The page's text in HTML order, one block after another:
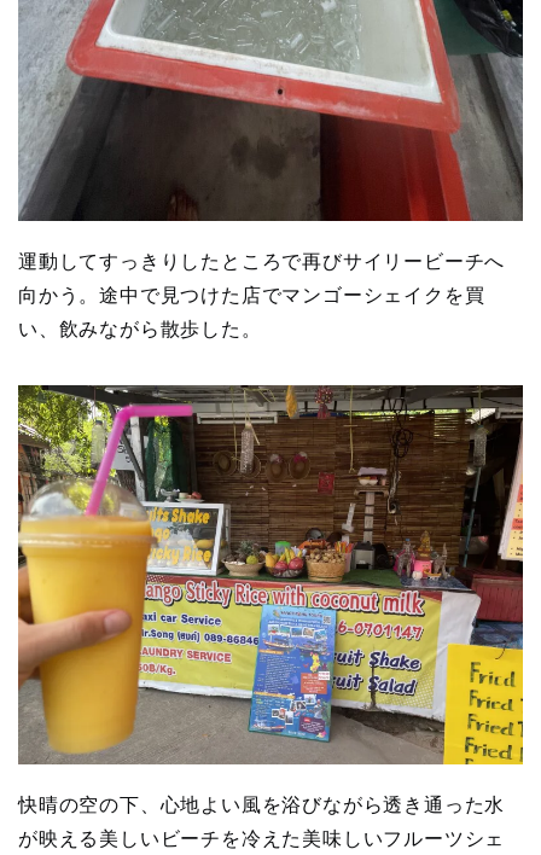
運動してすっきりしたところで再びサイリービーチへ
向かう。途中で見つけた店でマンゴーシェイクを買
い、飲みながら散歩した。
快晴の空の下、心地よい風を浴びながら透き通った水
が映える美しいビーチを冷えた美味しいフルーツシェ